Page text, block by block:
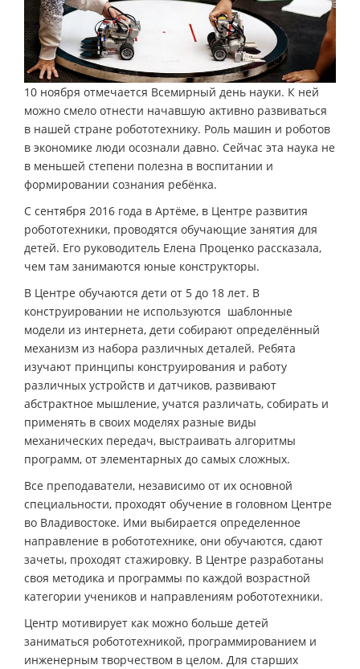
10 ноября отмечается Всемирный день науки. К ней
можно смело отнести начавшую активно развиваться
в нашей стране робототехнику. Роль машин и роботов
в экономике люди осознали давно. Сейчас эта наука не
в меньшей степени полезна в воспитании и
формировании сознания ребёнка.
С сентября 2016 года в Артёме, в Центре развития
робототехники, проводятся обучающие занятия для
детей. Его руководитель Елена Проценко рассказала,
чем там занимаются юные конструкторы.
В Центре обучаются дети от 5 до 18 лет. В
конструировании не используются шаблонные
модели из интернета, дети собирают определённый
механизм из набора различных деталей. Ребята
изучают принципы конструирования и работу
различных устройств и датчиков, развивают
абстрактное мышление, учатся различать, собирать и
применять в своих моделях разные виды
механических передач, выстраивать алгоритмы
программ, от элементарных до самых сложных.
Все преподаватели, независимо от их основной
специальности, проходят обучение в головном Центре
во Владивостоке. Ими выбирается определенное
направление в робототехнике, они обучаются, сдают
зачеты, проходят стажировку. В Центре разработаны
своя методика и программы по каждой возрастной
категории учеников и направлениям робототехники.
Центр мотивирует как можно больше детей
заниматься робототехникой, программированием и
инженерным творчеством в целом. Для старших